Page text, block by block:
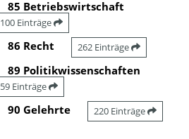
85 Betriebswirtschaft
100 Einträge
86 Recht 262 Einträge
89 Politikwissenschaften
59 Einträge
90 Gelehrte 220 Einträge